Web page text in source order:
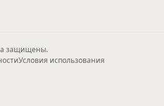
защищены.
Условия использования